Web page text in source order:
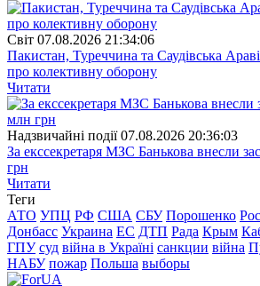
Свiт 07.08.2026 21:34:06
Пакистан, Туреччина та Саудівська
про колективну оборону
Читати
Надзвичайні події 07.08.2026 20:36:03
За екссекретаря МЗС Банькова внесли
грн
Читати
Теги
АТО УПЦ РФ США СБУ Порошенко
Донбасс Украина ЕС ДТП Рада Крым
ГПУ суд війна в Україні санкции війна
НАБУ пожар Польша выборы